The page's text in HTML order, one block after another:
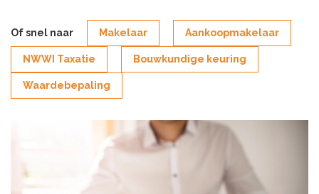
Of snel naar Makelaar Aankoopmakelaar
NWWI Taxatie Bouwkundige keuring
Waardebepaling